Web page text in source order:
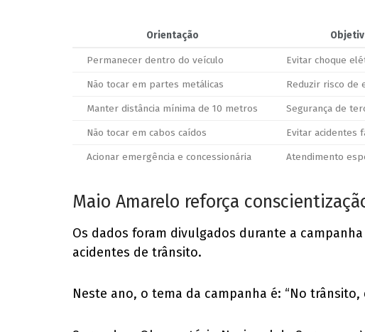
Orientação
Permanecer dentro do veículo
Evitar choque
Não tocar em partes metálicas
Reduzir risco de
Manter distância mínima de 10 metros
Segurança de
Não tocar em cabos caídos
Evitar acidentes
Acionar emergência e concessionária
Atendimento
Maio Amarelo reforça
Os dados foram divulgados durante a
acidentes de trânsito.
Neste ano, o tema da campanha é: “No